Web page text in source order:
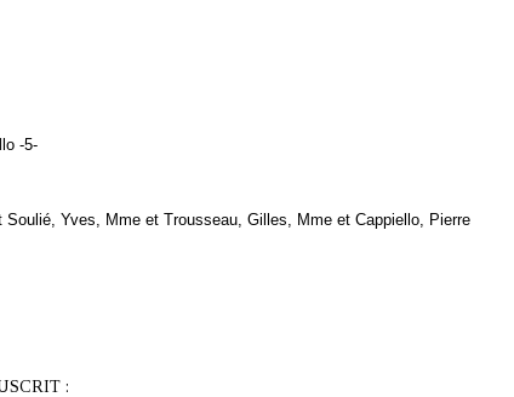
-5-
Soulié, Yves, Mme et Trousseau, Gilles, Mme et Cappiello, Pierre
: